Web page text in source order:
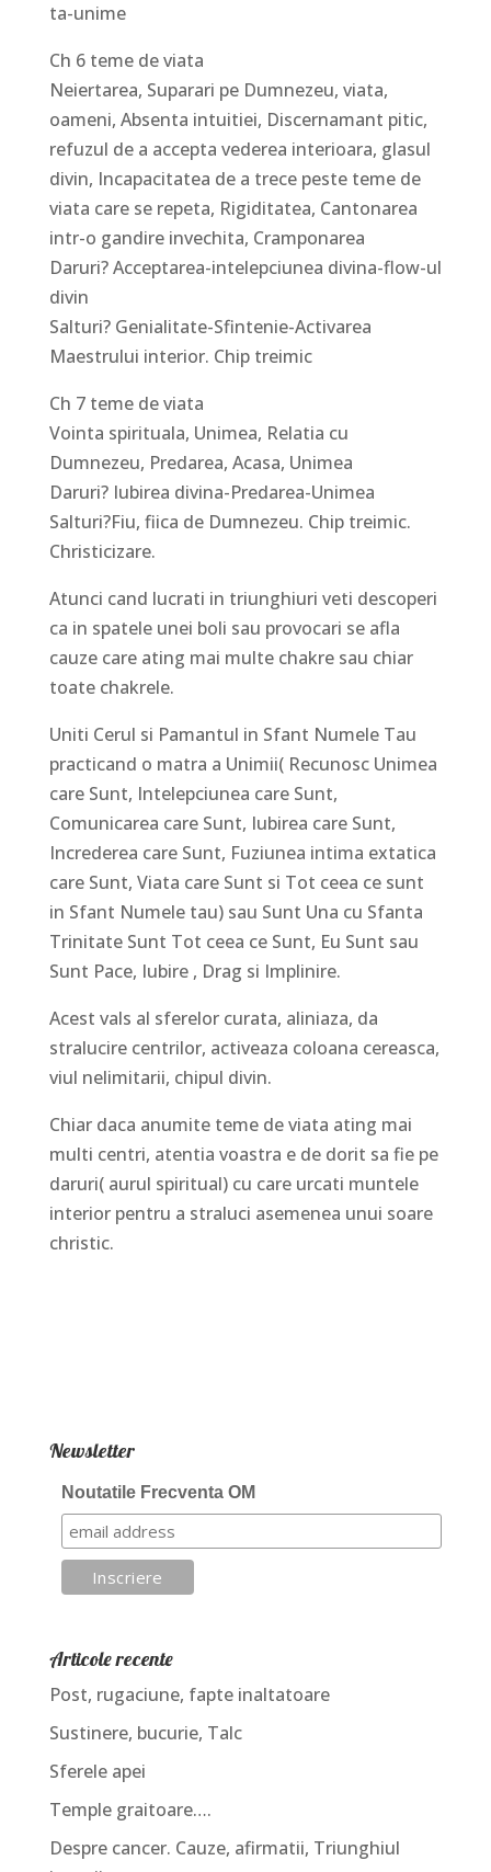
ta-unime
Ch 6 teme de viata
Neiertarea, Suparari pe Dumnezeu, viata,
oameni, Absenta intuitiei, Discernamant pitic,
refuzul de a accepta vederea interioara, glasul
divin, Incapacitatea de a trece peste teme de
viata care se repeta, Rigiditatea, Cantonarea
intr-o gandire invechita, Cramponarea
Daruri? Acceptarea-intelepciunea divina-flow-ul
divin
Salturi? Genialitate-Sfintenie-Activarea
Maestrului interior. Chip treimic
Ch 7 teme de viata
Vointa spirituala, Unimea, Relatia cu
Dumnezeu, Predarea, Acasa, Unimea
Daruri? Iubirea divina-Predarea-Unimea
Salturi?Fiu, fiica de Dumnezeu. Chip treimic.
Christicizare.
Atunci cand lucrati in triunghiuri veti descoperi
ca in spatele unei boli sau provocari se afla
cauze care ating mai multe chakre sau chiar
toate chakrele.
Uniti Cerul si Pamantul in Sfant Numele Tau
practicand o matra a Unimii( Recunosc Unimea
care Sunt, Intelepciunea care Sunt,
Comunicarea care Sunt, Iubirea care Sunt,
Increderea care Sunt, Fuziunea intima extatica
care Sunt, Viata care Sunt si Tot ceea ce sunt
in Sfant Numele tau) sau Sunt Una cu Sfanta
Trinitate Sunt Tot ceea ce Sunt, Eu Sunt sau
Sunt Pace, Iubire , Drag si Implinire.
Acest vals al sferelor curata, aliniaza, da
stralucire centrilor, activeaza coloana cereasca,
viul nelimitarii, chipul divin.
Chiar daca anumite teme de viata ating mai
multi centri, atentia voastra e de dorit sa fie pe
daruri( aurul spiritual) cu care urcati muntele
interior pentru a straluci asemenea unui soare
christic.
Newsletter
Noutatile Frecventa OM
Articole recente
Post, rugaciune, fapte inaltatoare
Sustinere, bucurie, Talc
Sferele apei
Temple graitoare….
Despre cancer. Cauze, afirmatii, Triunghiul